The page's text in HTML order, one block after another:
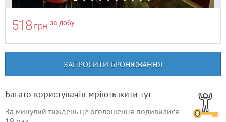
518 грн за добу
ЗАПРОСИТИ БРОНЮВАННЯ
Багато користувачів мріють жити тут
За минулий тиждень це оголошення подивилися